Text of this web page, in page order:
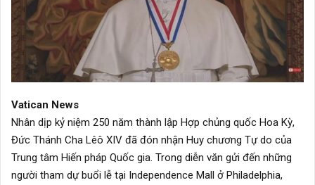
Vatican News
Nhân dịp kỷ niệm 250 năm thành lập Hợp chủng quốc Hoa Kỳ,
Đức Thánh Cha Lêô XIV đã đón nhận Huy chương Tự do của
Trung tâm Hiến pháp Quốc gia. Trong diễn văn gửi đến những
người tham dự buổi lễ tại Independence Mall ở Philadelphia,